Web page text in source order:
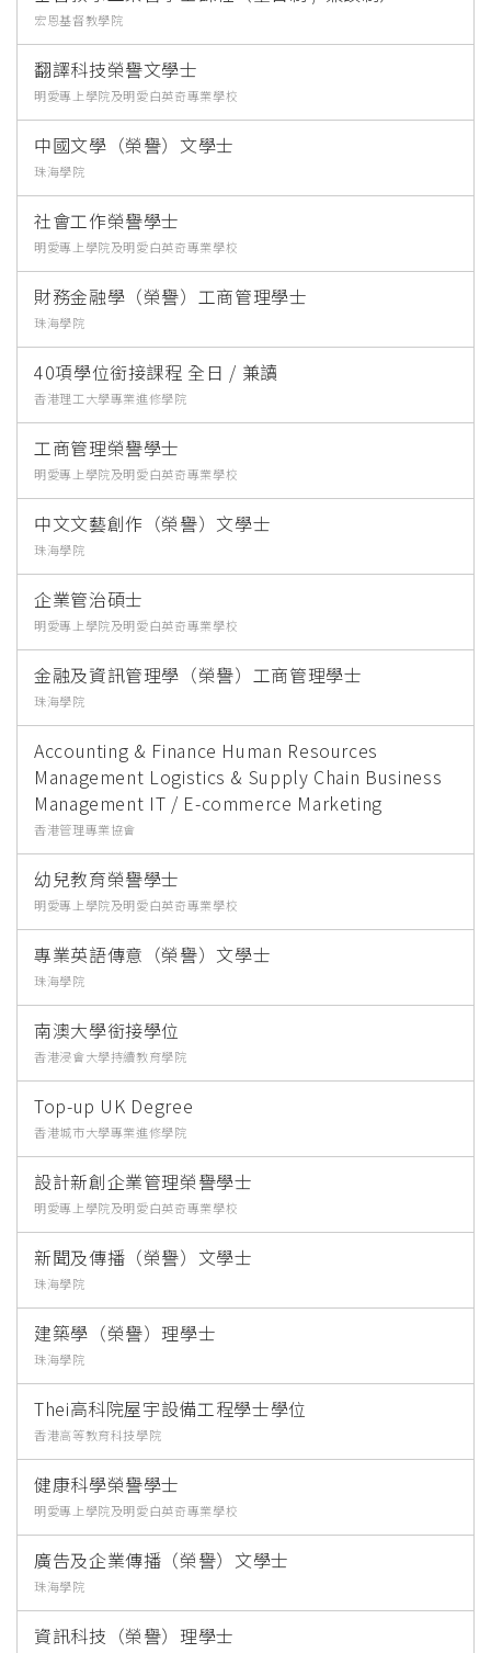
宏恩基督教學院
翻譯科技榮譽文學士
明愛專上學院及明愛白英奇專業學校
中國文學（榮譽）文學士
珠海學院
社會工作榮譽學士
明愛專上學院及明愛白英奇專業學校
財務金融學（榮譽）工商管理學士
珠海學院
40項學位銜接課程 全日 / 兼讀
香港理工大學專業進修學院
工商管理榮譽學士
明愛專上學院及明愛白英奇專業學校
中文文藝創作（榮譽）文學士
珠海學院
企業管治碩士
明愛專上學院及明愛白英奇專業學校
金融及資訊管理學（榮譽）工商管理學士
珠海學院
Accounting & Finance Human Resources
Management Logistics & Supply Chain Business
Management IT / E-commerce Marketing
香港管理專業協會
幼兒教育榮譽學士
明愛專上學院及明愛白英奇專業學校
專業英語傳意（榮譽）文學士
珠海學院
南澳大學銜接學位
香港浸會大學持續教育學院
Top-up UK Degree
香港城市大學專業進修學院
設計新創企業管理榮譽學士
明愛專上學院及明愛白英奇專業學校
新聞及傳播（榮譽）文學士
珠海學院
建築學（榮譽）理學士
珠海學院
Thei高科院屋宇設備工程學士學位
香港高等教育科技學院
健康科學榮譽學士
明愛專上學院及明愛白英奇專業學校
廣告及企業傳播（榮譽）文學士
珠海學院
資訊科技（榮譽）理學士